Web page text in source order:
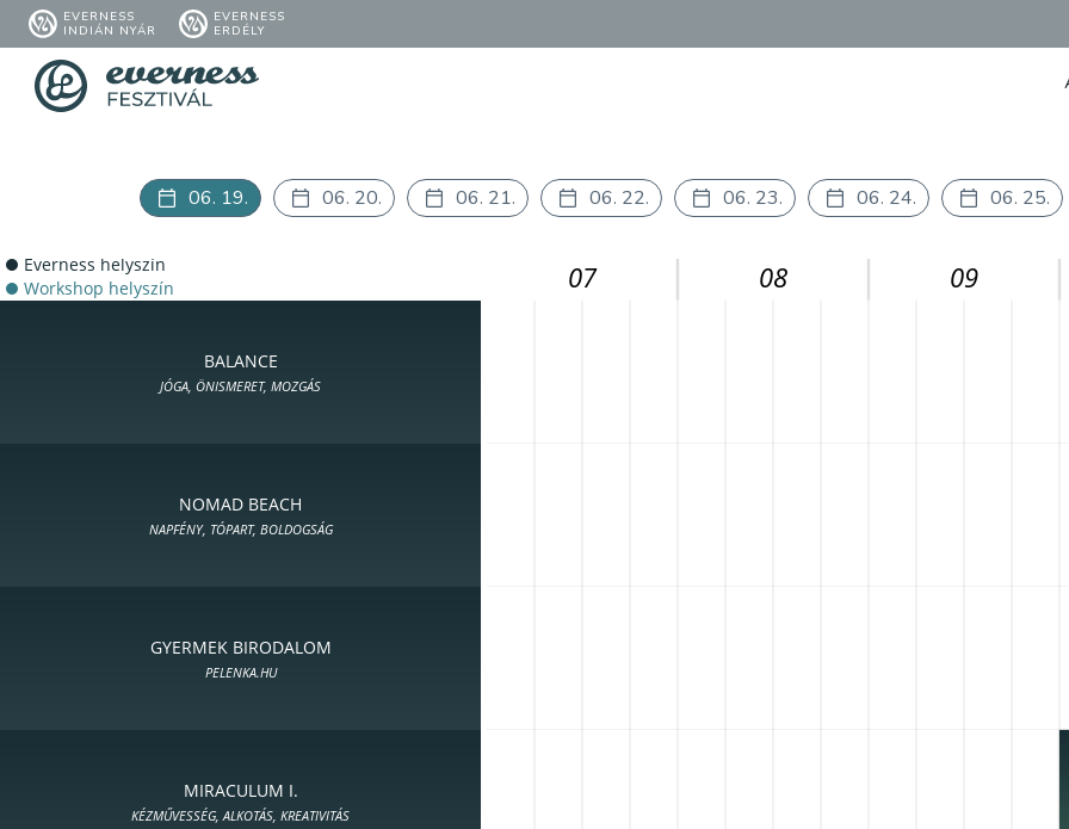
EVERNESS
INDIÁN NYÁR
EVERNESS
ERDÉLY
06. 19. 06. 20. 06. 21. 06. 22. 06. 23. 06. 24. 06. 25.
Everness helyszín
Workshop helyszín
BALANCE
JÓGA, ÖNISMERET, MOZGÁS
NOMAD BEACH
NAPFÉNY, TÓPART, BOLDOGSÁG
GYERMEK BIRODALOM
PELENKA.HU
MIRACULUM I.
KÉZMŰVESSÉG, ALKOTÁS, KREATIVITÁS
07 08 09